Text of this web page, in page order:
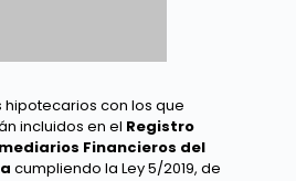
de España: nº E502.